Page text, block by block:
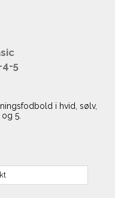
5
i hvid, sølv,
5.